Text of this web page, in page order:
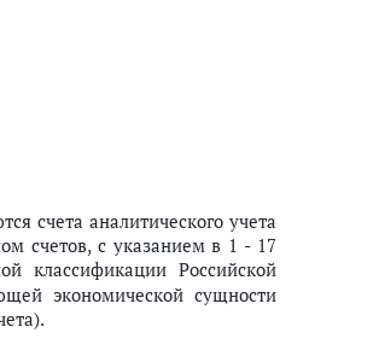
счета аналитического учета
счетов, с указанием в 1 - 17
классификации Российской
экономической сущности